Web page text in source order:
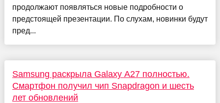
продолжают появляться новые подробности о
предстоящей презентации. По слухам, новинки будут
пред...
Samsung раскрыла Galaxy A27 полностью.
Смартфон получил чип Snapdragon и шесть
лет обновлений